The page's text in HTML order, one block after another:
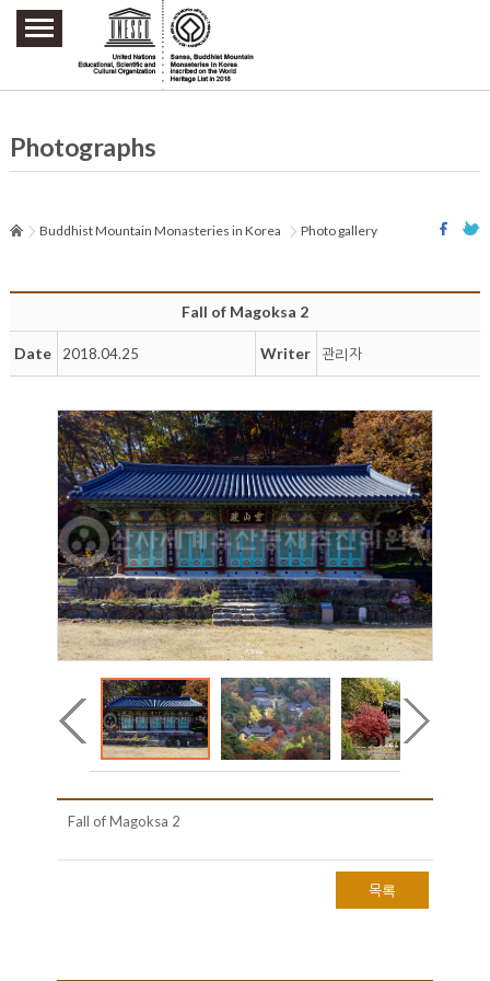
주요메뉴 바로가기
본문 바로가기
하단메뉴 바로가기
Photographs
Buddhist Mountain Monasteries in Korea Photo gallery
Fall of Magoksa 2
Date 2018.04.25 Writer 관리자
Fall of Magoksa 2
목록